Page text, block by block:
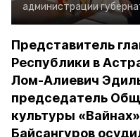
администрации
Представитель
Республики в
Лом-Алиевич
председатель
культуры
Байсангуров